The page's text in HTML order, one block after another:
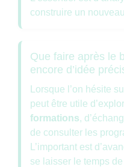
construire un
Que faire après le
encore d’idée
Lorsque l’on hésite
peut être utile
formations,
de consulter les
L’important est
se laisser le temps